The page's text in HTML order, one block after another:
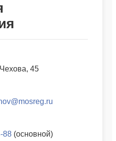
45
88 (основной)